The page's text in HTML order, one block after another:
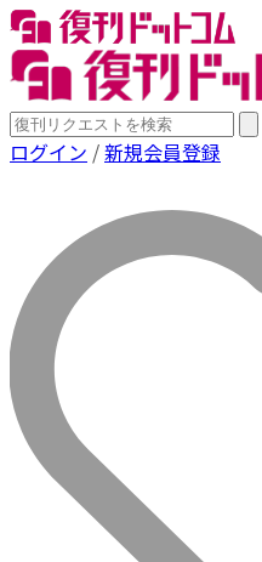
ログイン /新規会員登録